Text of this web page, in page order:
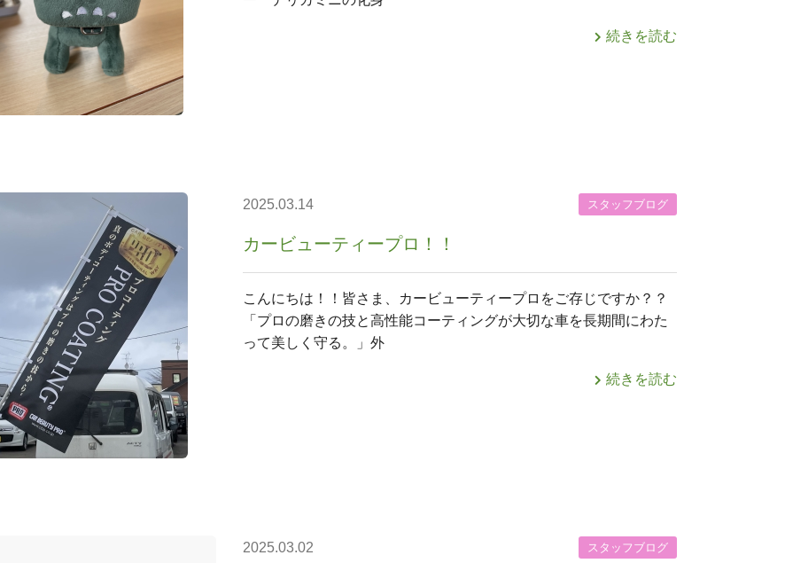
続きを読む
カービューティープロ！！
2025.03.14 スタッフブログ
こんにちは！！皆さま、カービューティープロをご存じですか？？
「プロの磨きの技と高性能コーティングが大切な車を長期間にわた
って美しく守る。」外
続きを読む
2025.03.02 スタッフブログ